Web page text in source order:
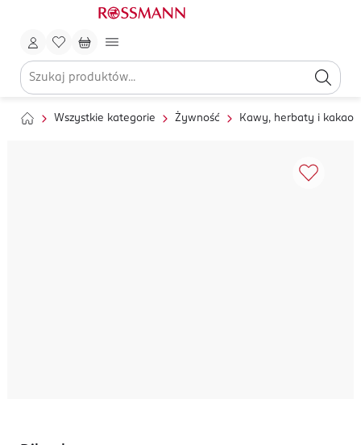
Wszystkie kategorie Żywność Kawy, herbaty i kakao